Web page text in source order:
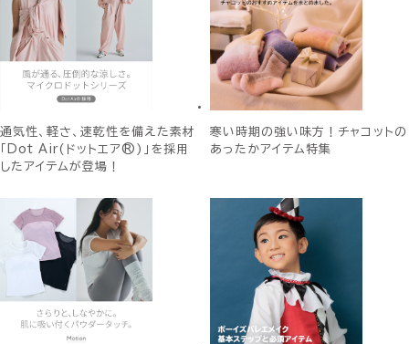
通気性、軽さ、速乾性を備えた素材
「Dot Air(ドットエア®)」を採用
したアイテムが登場！
寒い時期の強い味方！チャコットの
あったかアイテム特集